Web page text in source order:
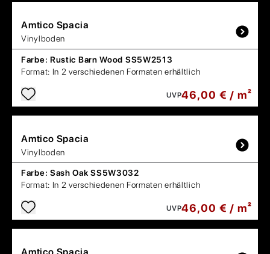
Amtico Spacia
Vinylboden
Farbe: Rustic Barn Wood SS5W2513
Format: In 2 verschiedenen Formaten erhältlich
UVP46,00 € / m²
Amtico Spacia
Vinylboden
Farbe: Sash Oak SS5W3032
Format: In 2 verschiedenen Formaten erhältlich
UVP46,00 € / m²